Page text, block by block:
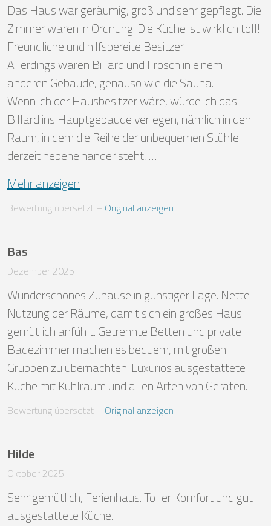
Das Haus war geräumig, groß und sehr gepflegt. Die
Zimmer waren in Ordnung. Die Küche ist wirklich toll!
Freundliche und hilfsbereite Besitzer.
Allerdings waren Billard und Frosch in einem
anderen Gebäude, genauso wie die Sauna.
Wenn ich der Hausbesitzer wäre, würde ich das
Billard ins Hauptgebäude verlegen, nämlich in den
Raum, in dem die Reihe der unbequemen Stühle
derzeit nebeneinander steht, …
Mehr anzeigen
Bewertung übersetzt – Original anzeigen
Bas
Dezember 2025
Wunderschönes Zuhause in günstiger Lage. Nette
Nutzung der Räume, damit sich ein großes Haus
gemütlich anfühlt. Getrennte Betten und private
Badezimmer machen es bequem, mit großen
Gruppen zu übernachten. Luxuriös ausgestattete
Küche mit Kühlraum und allen Arten von Geräten.
Bewertung übersetzt – Original anzeigen
Hilde
Oktober 2025
Sehr gemütlich, Ferienhaus. Toller Komfort und gut
ausgestattete Küche.